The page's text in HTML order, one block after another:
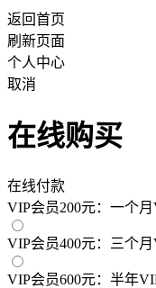
返回首页
刷新页面
个人中心
取消
在线购买
在线付款
VIP会员200元：一个
VIP会员400元：三个
VIP会员600元：半年